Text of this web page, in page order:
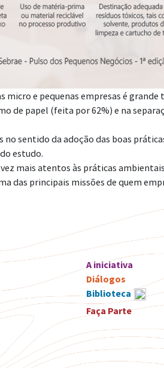
micro e pequenas empresas é
de papel (feita por 62%) e na
sentido da adoção das boas
estudo.
mais atentos às práticas
das principais missões de quem
A iniciativa
Diálogos
Biblioteca
Faça Parte